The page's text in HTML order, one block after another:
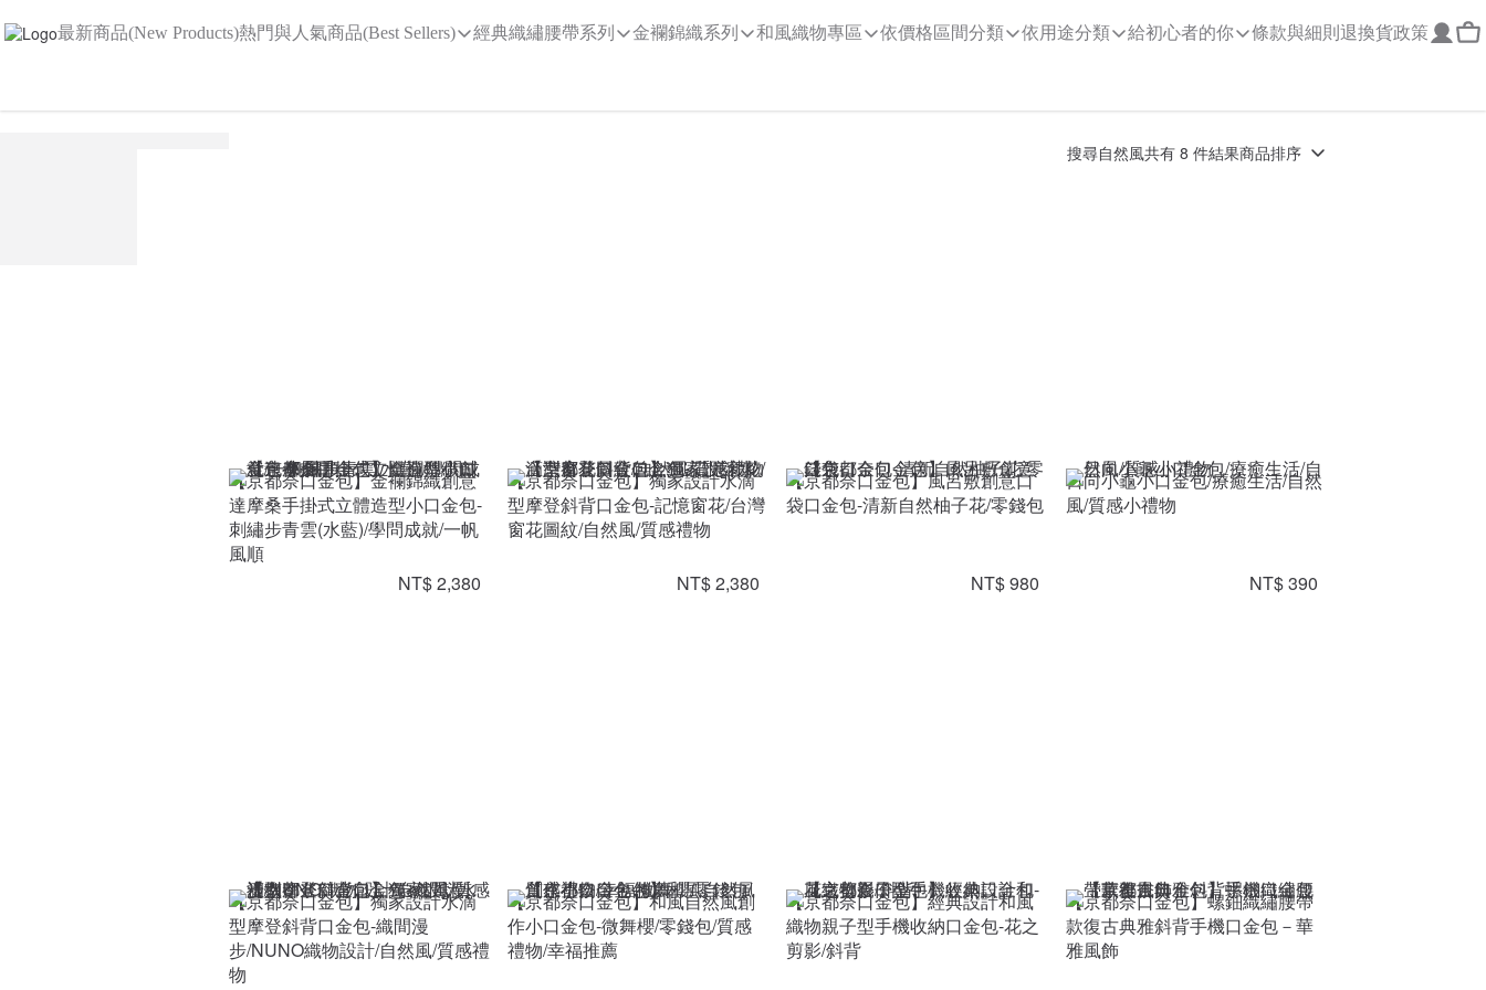
最新商品(New Products)熱門與人氣商品(Best Sellers) 經典織繡腰帶系列 金襴錦織系列 和風織物專區 依價格區間分類 依用途分類 給初心者的你 條款與細則 退換貨政策
搜尋自然風共有 8 件結果商品排序
【京都奈口金包】金襴錦織創意
達摩桑手掛式立體造型小口金包-
刺繡步青雲(水藍)/學問成就/一帆
風順
NT$ 2,380
【京都奈口金包】獨家設計水滴
型摩登斜背口金包-記憶窗花/台灣
窗花圖紋/自然風/質感禮物
NT$ 2,380
【京都奈口金包】風呂敷創意口
袋口金包-清新自然柚子花/零錢包
NT$ 980
日向小龜小口金包/療癒生活/自然
風/質感小禮物
NT$ 390
【京都奈口金包】獨家設計水滴
型摩登斜背口金包-織間漫
步/NUNO織物設計/自然風/質感禮
物
【京都奈口金包】和風自然風創
作小口金包-微舞櫻/零錢包/質感
禮物/幸福推薦
【京都奈口金包】經典設計和風
織物親子型手機收納口金包-花之
剪影/斜背
【京都奈口金包】螺鈿織繡腰帶
款復古典雅斜背手機口金包－華
雅風飾